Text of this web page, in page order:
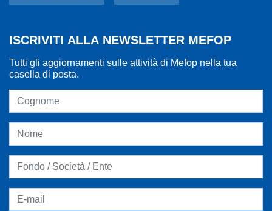
ISCRIVITI ALLA NEWSLETTER MEFOP
Tutti gli aggiornamenti sulle attività di Mefop nella tua
casella di posta.